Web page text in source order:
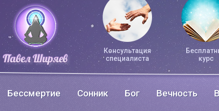
Консультация
специалиста
курс
Бессмертие Сонник Бог Вечность